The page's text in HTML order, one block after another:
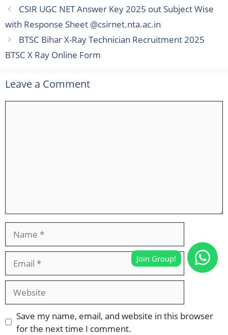
CSIR UGC NET Answer Key 2025 out Subject Wise
with Response Sheet @csirnet.nta.ac.in
BTSC Bihar X-Ray Technician Recruitment 2025
BTSC X Ray Online Form
Leave a Comment
Website
Save my name, email, and website in this browser
for the next time I comment.